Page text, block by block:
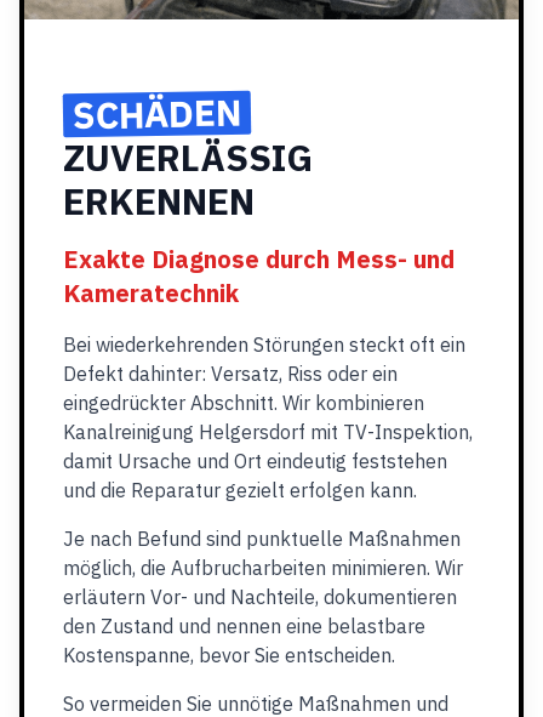
SCHÄDEN
ZUVERLÄSSIG
ERKENNEN
Exakte Diagnose durch Mess- und
Kameratechnik
Bei wiederkehrenden Störungen steckt oft ein
Defekt dahinter: Versatz, Riss oder ein
eingedrückter Abschnitt. Wir kombinieren
Kanalreinigung Helgersdorf mit TV-Inspektion,
damit Ursache und Ort eindeutig feststehen
und die Reparatur gezielt erfolgen kann.
Je nach Befund sind punktuelle Maßnahmen
möglich, die Aufbrucharbeiten minimieren. Wir
erläutern Vor- und Nachteile, dokumentieren
den Zustand und nennen eine belastbare
Kostenspanne, bevor Sie entscheiden.
So vermeiden Sie unnötige Maßnahmen und